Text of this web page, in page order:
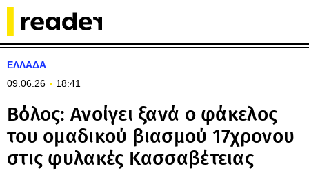
ΕΛΛΑΔΑ
09.06.26
18:41
Βόλος: Ανοίγει ξανά ο φάκελος
του ομαδικού βιασμού 17χρονου
στις φυλακές Κασσαβέτειας